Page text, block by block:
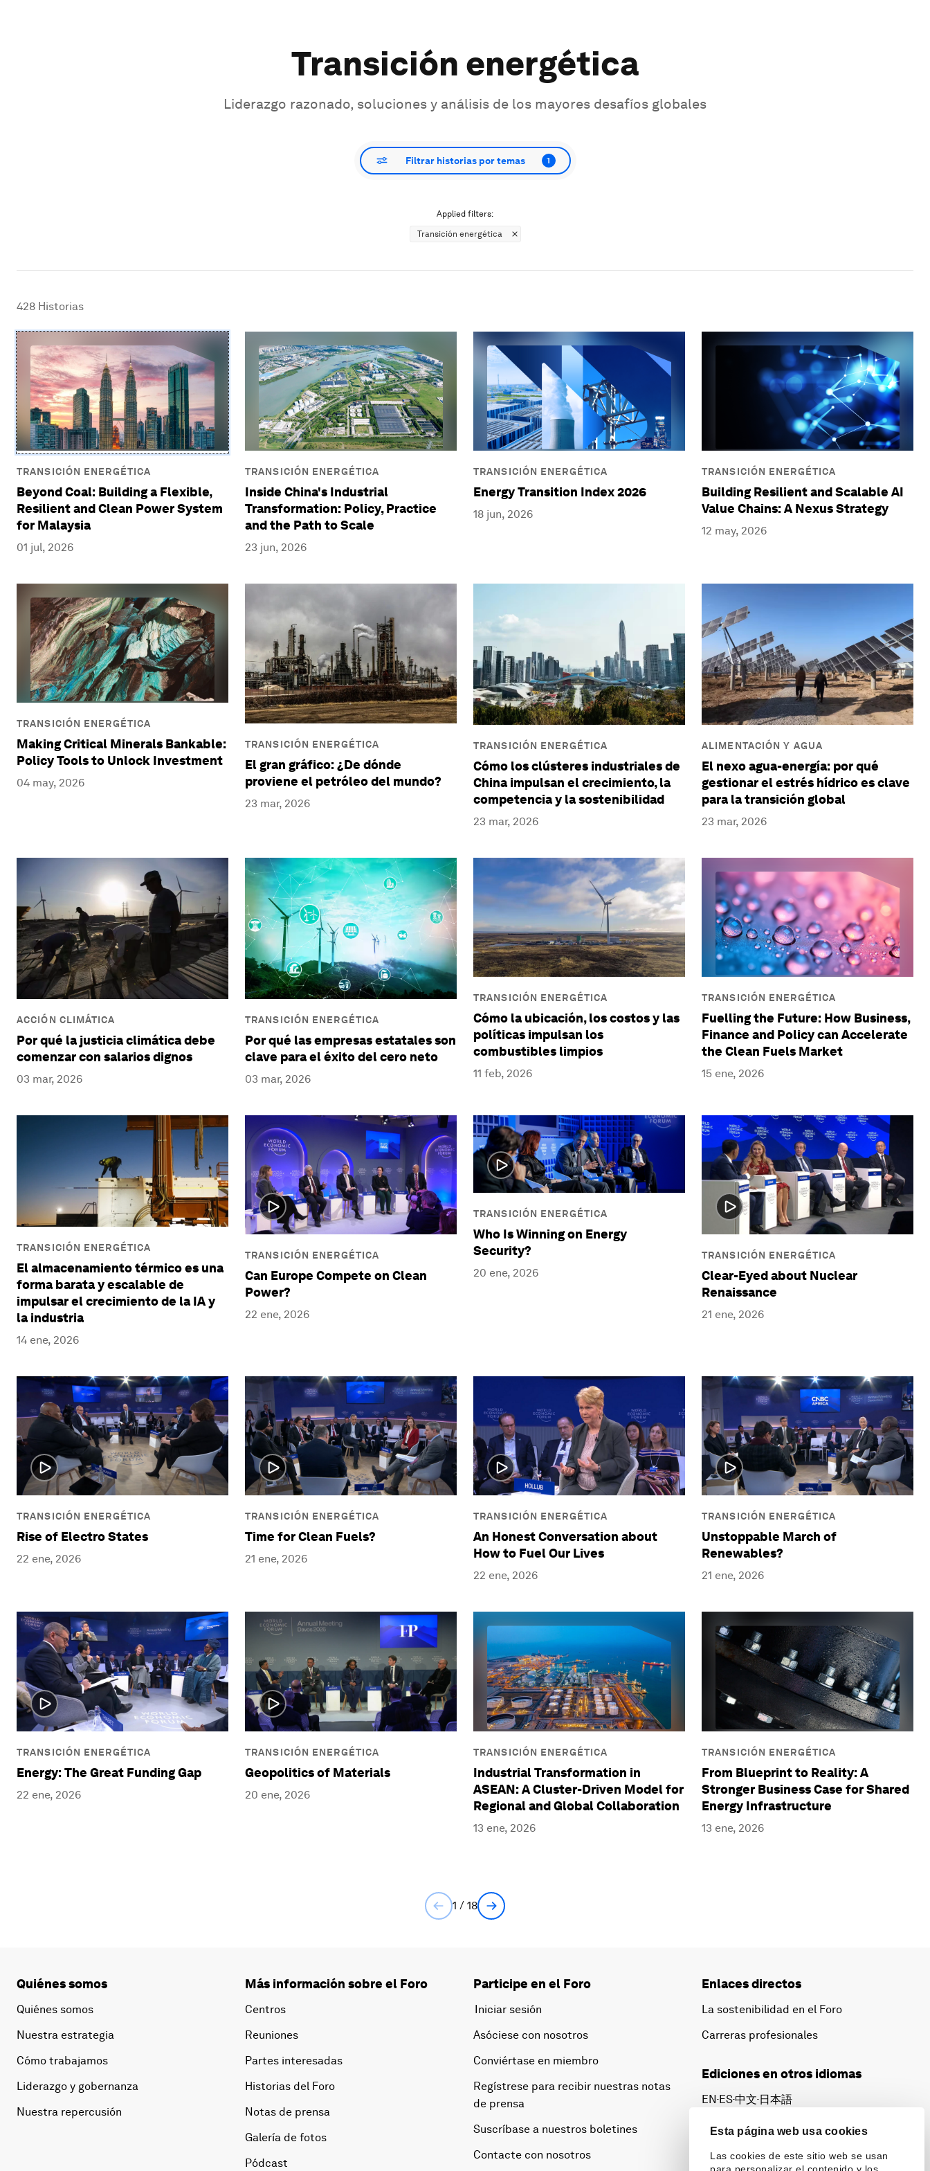
Esta página web usa cookies
Las cookies de este sitio web se usan
Transición energética
Liderazgo razonado, soluciones y análisis de los mayores desafíos globales
Filtrar historias por temas 1
Applied filters:
Transición energética
428 Historias
TRANSICIÓN ENERGÉTICA
Beyond Coal: Building a Flexible,
Resilient and Clean Power System
for Malaysia
01 jul, 2026
TRANSICIÓN ENERGÉTICA
Inside China's Industrial
Transformation: Policy, Practice
and the Path to Scale
23 jun, 2026
TRANSICIÓN ENERGÉTICA
Energy Transition Index 2026
18 jun, 2026
TRANSICIÓN ENERGÉTICA
Building Resilient and Scalable AI
Value Chains: A Nexus Strategy
12 may, 2026
TRANSICIÓN ENERGÉTICA
Making Critical Minerals Bankable:
Policy Tools to Unlock Investment
04 may, 2026
TRANSICIÓN ENERGÉTICA
El gran gráfico: ¿De dónde
proviene el petróleo del mundo?
23 mar, 2026
TRANSICIÓN ENERGÉTICA
Cómo los clústeres industriales de
China impulsan el crecimiento, la
competencia y la sostenibilidad
23 mar, 2026
ALIMENTACIÓN Y AGUA
El nexo agua-energía: por qué
gestionar el estrés hídrico es clave
para la transición global
23 mar, 2026
ACCIÓN CLIMÁTICA
Por qué la justicia climática debe
comenzar con salarios dignos
03 mar, 2026
TRANSICIÓN ENERGÉTICA
Por qué las empresas estatales son
clave para el éxito del cero neto
03 mar, 2026
TRANSICIÓN ENERGÉTICA
Cómo la ubicación, los costos y las
políticas impulsan los
combustibles limpios
11 feb, 2026
TRANSICIÓN ENERGÉTICA
Fuelling the Future: How Business,
Finance and Policy can Accelerate
the Clean Fuels Market
15 ene, 2026
TRANSICIÓN ENERGÉTICA
El almacenamiento térmico es una
forma barata y escalable de
impulsar el crecimiento de la IA y
la industria
14 ene, 2026
TRANSICIÓN ENERGÉTICA
Can Europe Compete on Clean
Power?
22 ene, 2026
TRANSICIÓN ENERGÉTICA
Who Is Winning on Energy
Security?
20 ene, 2026
TRANSICIÓN ENERGÉTICA
Clear-Eyed about Nuclear
Renaissance
21 ene, 2026
TRANSICIÓN ENERGÉTICA
Rise of Electro States
22 ene, 2026
TRANSICIÓN ENERGÉTICA
Time for Clean Fuels?
21 ene, 2026
TRANSICIÓN ENERGÉTICA
An Honest Conversation about
How to Fuel Our Lives
22 ene, 2026
TRANSICIÓN ENERGÉTICA
Unstoppable March of
Renewables?
21 ene, 2026
TRANSICIÓN ENERGÉTICA
Energy: The Great Funding Gap
22 ene, 2026
TRANSICIÓN ENERGÉTICA
Geopolitics of Materials
20 ene, 2026
TRANSICIÓN ENERGÉTICA
Industrial Transformation in
ASEAN: A Cluster-Driven Model for
Regional and Global Collaboration
13 ene, 2026
TRANSICIÓN ENERGÉTICA
From Blueprint to Reality: A
Stronger Business Case for Shared
Energy Infrastructure
13 ene, 2026
1 / 18
Quiénes somos
Quiénes somos
Nuestra estrategia
Cómo trabajamos
Liderazgo y gobernanza
Nuestra repercusión
Más información sobre el Foro
Centros
Reuniones
Partes interesadas
Historias del Foro
Notas de prensa
Galería de fotos
Pódcast
Participe en el Foro
Iniciar sesión
Asóciese con nosotros
Conviértase en miembro
Regístrese para recibir nuestras notas
de prensa
Suscríbase a nuestros boletines
Contacte con nosotros
Enlaces directos
La sostenibilidad en el Foro
Carreras profesionales
Ediciones en otros idiomas
EN▪ES▪中文▪ 日本語